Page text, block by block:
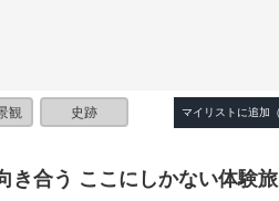
観 史跡
き合う ここにしかない体験旅